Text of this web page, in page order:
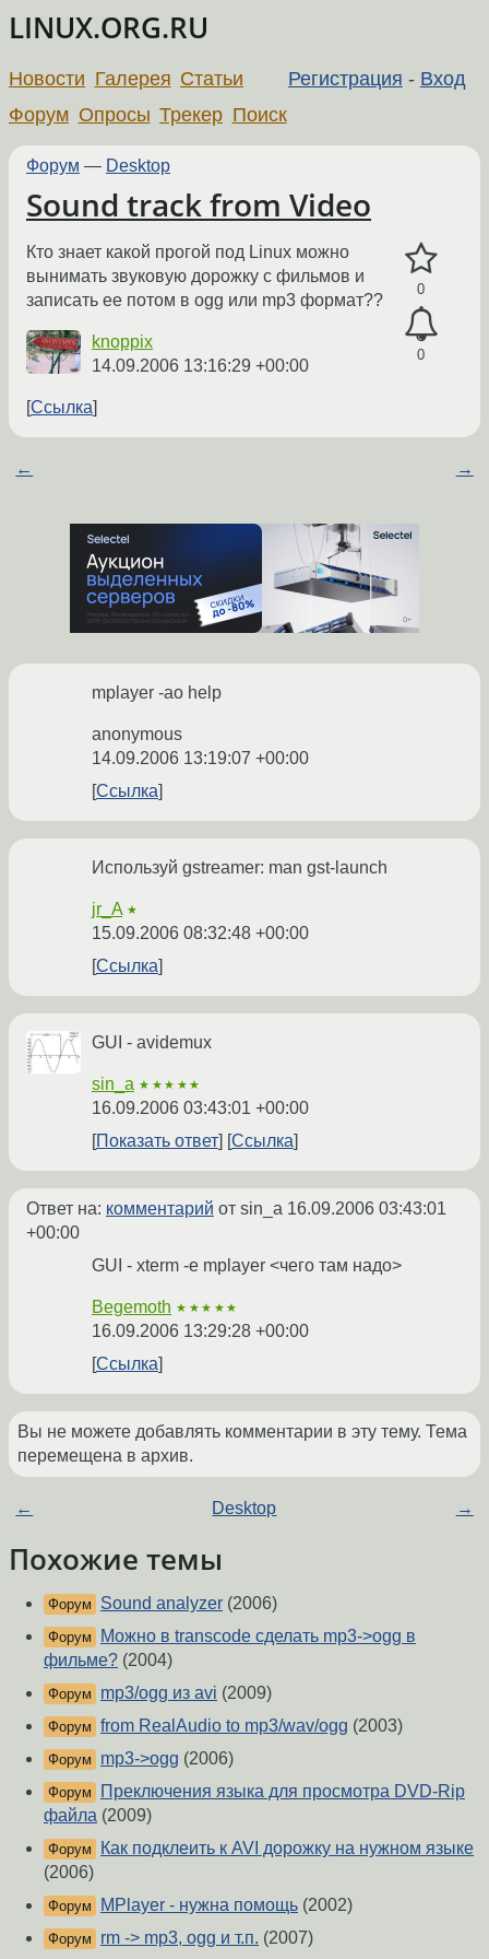
LINUX.ORG.RU
Регистрация - Вход
Новости Галерея Статьи
Форум Опросы Трекер Поиск
Форум — Desktop
Sound track from Video
0
0
Кто знает какой прогой под Linux можно
вынимать звуковую дорожку с фильмов и
записать ее потом в ogg или mp3 формат??
knoppix
14.09.2006 13:16:29 +00:00
Ссылка
← →
mplayer -ao help
anonymous
14.09.2006 13:19:07 +00:00
Ссылка
Используй gstreamer: man gst-launch
jr_A ★
15.09.2006 08:32:48 +00:00
Ссылка
GUI - avidemux
sin_a ★★★★★
16.09.2006 03:43:01 +00:00
Показать ответ
Ссылка
Ответ на: комментарий от sin_a 16.09.2006 03:43:01
+00:00
GUI - xterm -e mplayer <чего там надо>
Begemoth ★★★★★
16.09.2006 13:29:28 +00:00
Ссылка
Вы не можете добавлять комментарии в эту тему. Тема
перемещена в архив.
← Desktop →
Похожие темы
Форум Sound analyzer (2006)
Форум
Можно в transcode сделать mp3->ogg в
фильме? (2004)
Форум mp3/ogg из avi (2009)
Форум from RealAudio to mp3/wav/ogg (2003)
Форум mp3->ogg (2006)
Форум
Преключения языка для просмотра DVD-Rip
файла (2009)
Форум
Как подклеить к AVI дорожку на нужном языке
(2006)
Форум MPlayer - нужна помощь (2002)
Форум rm -> mp3, ogg и т.п. (2007)